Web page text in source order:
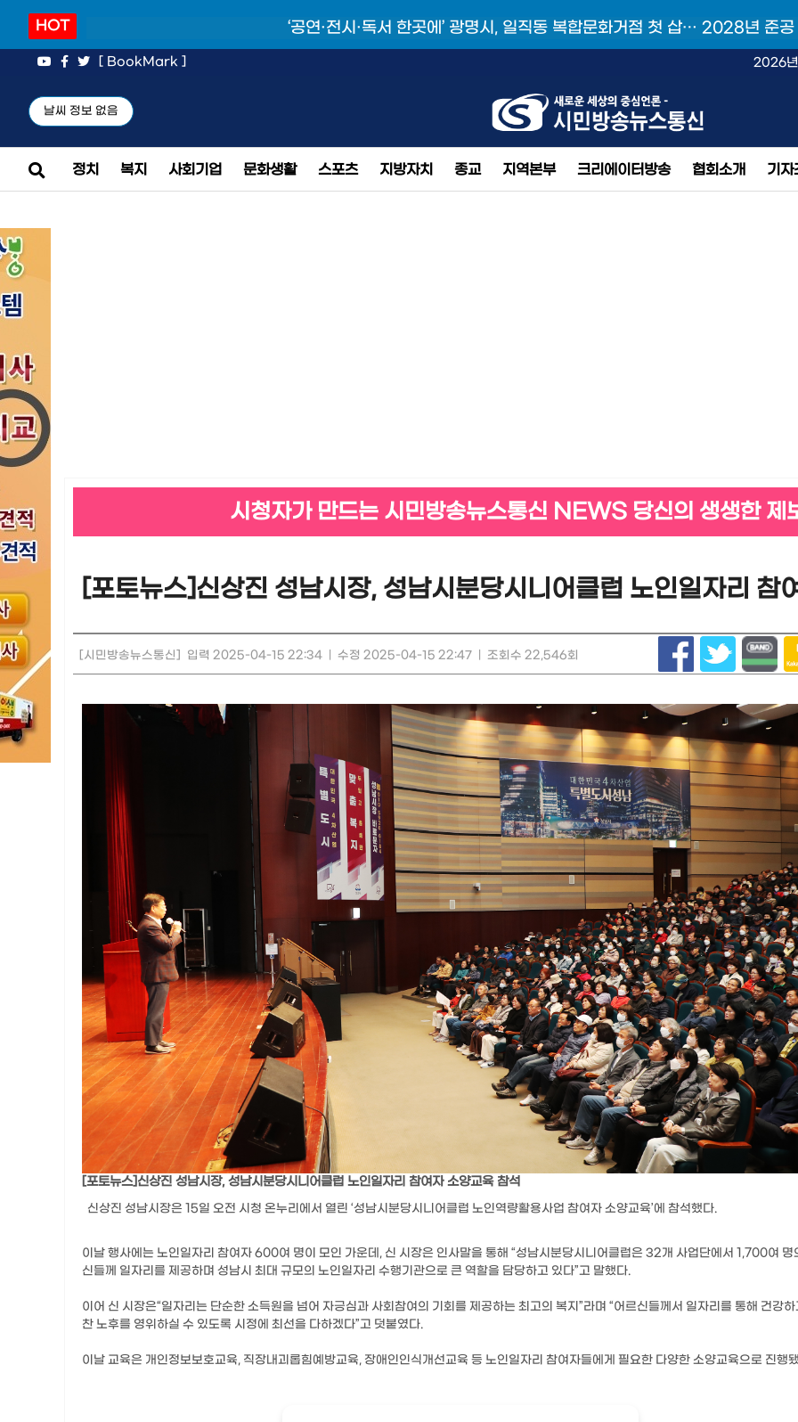
HOT ‘공연·전시·독서 한곳에’ 광명시, 일직동 복합문화거점 첫 삽… 2028년 준
[ BookMark ] 2026
날씨 정보 없음
정치 복지 사회기업 문화생활 스포츠 지방자치 종교 지역본부 크리에이터방송 협회소개 기자
시청자가 만드는 시민방송뉴스통신 NEWS 당신의 생생한 제
[포토뉴스]신상진 성남시장, 성남시분당시니어클럽 노인일자리 참
[시민방송뉴스통신] 입력 2025-04-15 22:34 수정 2025-04-15 22:47 조회수 22,546회
[포토뉴스]신상진 성남시장, 성남시분당시니어클럽 노인일자리 참여자 소양교육 참석
신상진 성남시장은 15일 오전 시청 온누리에서 열린 ‘성남시분당시니어클럽 노인역량활용사업 참여자 소양교육’에 참석했다.
이날 행사에는 노인일자리 참여자 600여 명이 모인 가운데, 신 시장은 인사말을 통해 “성남시분당시니어클럽은 32개 사업단에서 1,700여 명
신들께 일자리를 제공하며 성남시 최대 규모의 노인일자리 수행기관으로 큰 역할을 담당하고 있다”고 말했다.
이어 신 시장은“일자리는 단순한 소득원을 넘어 자긍심과 사회참여의 기회를 제공하는 최고의 복지”라며 “어르신들께서 일자리를 통해 건강
찬 노후를 영위하실 수 있도록 시정에 최선을 다하겠다”고 덧붙였다.
이날 교육은 개인정보보호교육, 직장내괴롭힘예방교육, 장애인인식개선교육 등 노인일자리 참여자들에게 필요한 다양한 소양교육으로 진행